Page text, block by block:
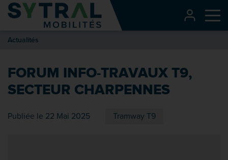
Contenu
Entête de page
Recherche
Pied de page
Actualités
FORUM INFO-TRAVAUX T9,
SECTEUR CHARPENNES
Publiée le 22 Mai 2025 Tramway T9